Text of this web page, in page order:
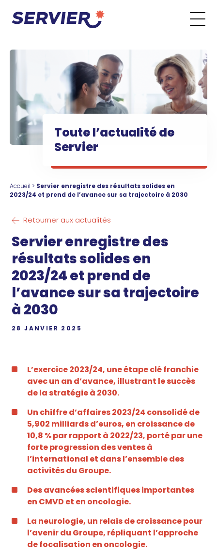
Toute l’actualité de
Servier
Accueil > Servier enregistre des résultats solides en
2023/24 et prend de l’avance sur sa trajectoire à 2030
Retourner aux actualités
Servier enregistre des
résultats solides en
2023/24 et prend de
l’avance sur sa trajectoire
à 2030
28 JANVIER 2025
L’exercice 2023/24, une étape clé franchie
avec un an d’avance, illustrant le succès
de la stratégie à 2030.
Un chiffre d’affaires 2023/24 consolidé de
5,902 milliards d’euros, en croissance de
10,8 % par rapport à 2022/23, porté par une
forte progression des ventes à
l’international et dans l’ensemble des
activités du Groupe.
Des avancées scientifiques importantes
en CMVD et en oncologie.
La neurologie, un relais de croissance pour
l’avenir du Groupe, répliquant l’approche
de focalisation en oncologie.